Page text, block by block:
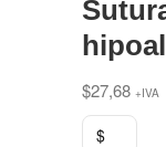
$27,68 +IVA
$